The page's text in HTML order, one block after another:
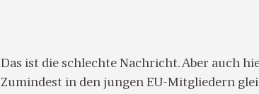
Das ist die schlechte Nachricht. Aber auch
Zumindest in den jungen EU-Mitgliedern